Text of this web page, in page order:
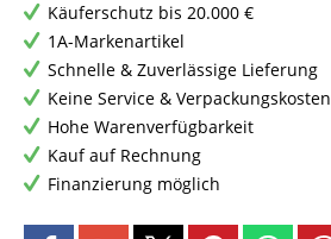
Käuferschutz bis 20.000 €
1A-Markenartikel
Schnelle & Zuverlässige Lieferung
Keine Service & Verpackungskosten
Hohe Warenverfügbarkeit
Kauf auf Rechnung
Finanzierung möglich